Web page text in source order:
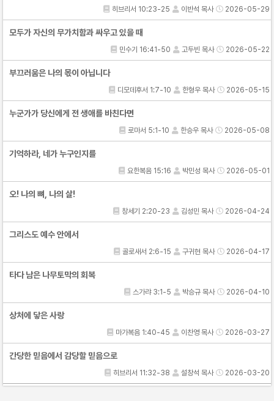
히브리서 10:23-25 이반석 목사 2026-05-29
모두가 자신의 무가치함과 싸우고 있을 때
민수기 16:41-50 고두빈 목사 2026-05-22
부끄러움은 나의 몫이 아닙니다
디모데후서 1:7-10 한형우 목사 2026-05-15
누군가가 당신에게 전 생애를 바친다면
로마서 5:1-10 한승우 목사 2026-05-08
기억하라, 네가 누구인지를
요한복음 15:16 박민성 목사 2026-05-01
오! 나의 뼈, 나의 살!
창세기 2:20-23 김성민 목사 2026-04-24
그리스도 예수 안에서
골로새서 2:6-15 구귀현 목사 2026-04-17
타다 남은 나무토막의 회복
스가랴 3:1-5 박승규 목사 2026-04-10
상처에 닿은 사랑
마가복음 1:40-45 이찬영 목사 2026-03-27
간당한 믿음에서 감당할 믿음으로
히브리서 11:32-38 설창석 목사 2026-03-20